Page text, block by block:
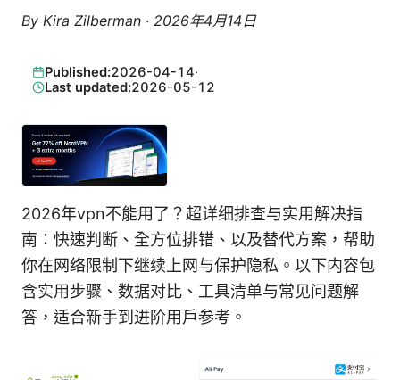
By Kira Zilberman · 2026年4月14日
Published:2026-04-14·
Last updated:2026-05-12
2026年vpn不能用了？超详细排查与实用解决指
南：快速判断、全方位排错、以及替代方案，帮助
你在网络限制下继续上网与保护隐私。以下内容包
含实用步骤、数据对比、工具清单与常见问题解
答，适合新手到进阶用户参考。